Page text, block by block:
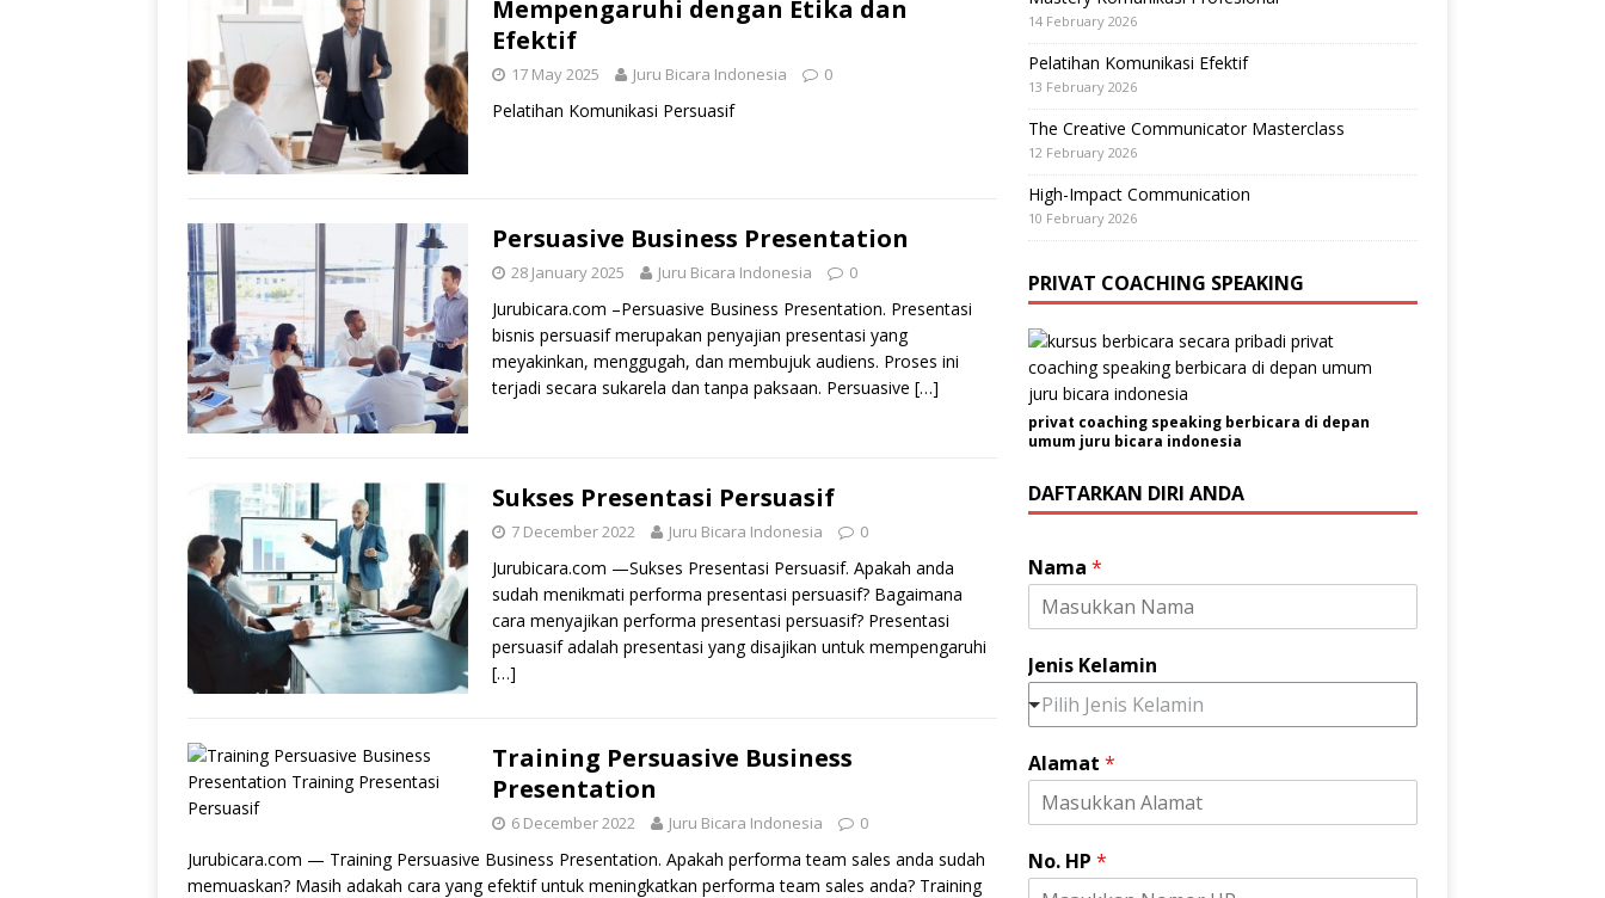
Mempengaruhi dengan Etika dan
Efektif
17 May 2025 Juru Bicara Indonesia 0
Pelatihan Komunikasi Persuasif
Persuasive Business Presentation
28 January 2025 Juru Bicara Indonesia 0
Jurubicara.com –Persuasive Business Presentation. Presentasi
bisnis persuasif merupakan penyajian presentasi yang
meyakinkan, menggugah, dan membujuk audiens. Proses ini
terjadi secara sukarela dan tanpa paksaan. Persuasive […]
Sukses Presentasi Persuasif
7 December 2022 Juru Bicara Indonesia 0
Jurubicara.com —Sukses Presentasi Persuasif. Apakah anda
sudah menikmati performa presentasi persuasif? Bagaimana
cara menyajikan performa presentasi persuasif? Presentasi
persuasif adalah presentasi yang disajikan untuk mempengaruhi
[…]
Training Persuasive Business
Presentation
6 December 2022 Juru Bicara Indonesia 0
Jurubicara.com — Training Persuasive Business Presentation. Apakah performa team sales anda sudah
memuaskan? Masih adakah cara yang efektif untuk meningkatkan performa team sales anda? Training
14 February 2026
Pelatihan Komunikasi Efektif
13 February 2026
The Creative Communicator Masterclass
12 February 2026
High-Impact Communication
10 February 2026
PRIVAT COACHING SPEAKING
privat coaching speaking berbicara di depan
umum juru bicara indonesia
DAFTARKAN DIRI ANDA
Nama *
Jenis Kelamin
Pilih Jenis Kelamin
Alamat *
E
m
No. HP *